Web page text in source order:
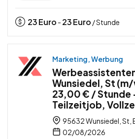
23Euro - 23Euro / Stunde
Marketing, Werbung
Wunsiedel, St
23,00 € / Stunde
Teilzeitjob,
95632 Wunsiedel, St,
02/08/2026